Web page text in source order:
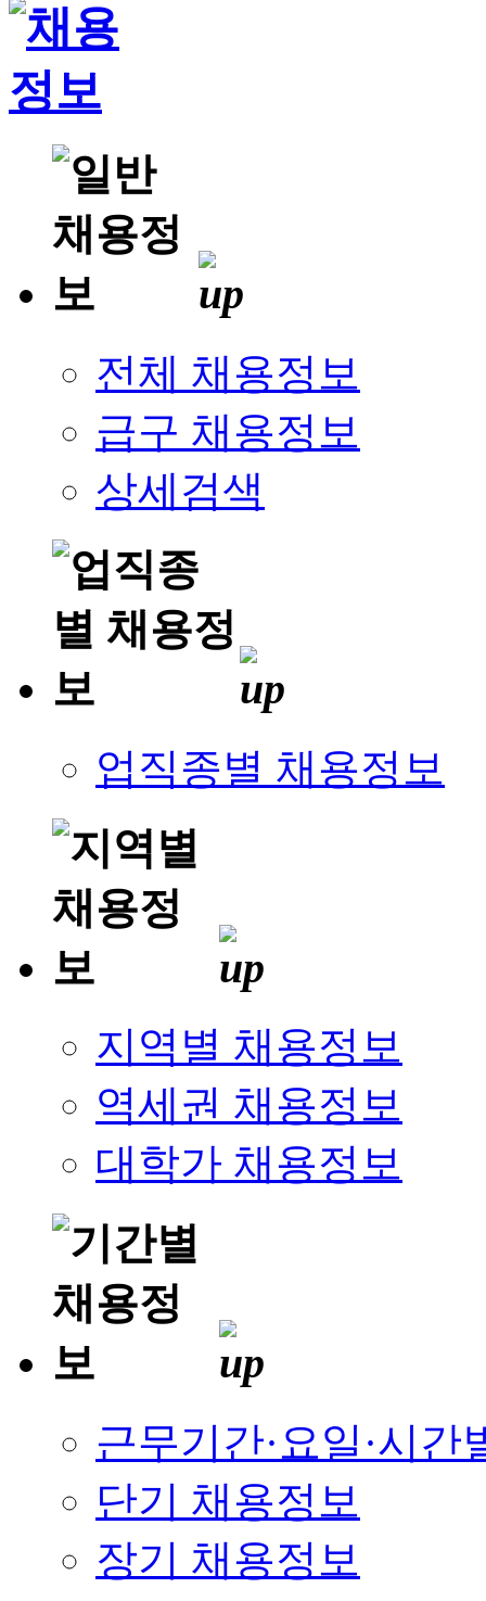
전체 채용정보
급구 채용정보
상세검색
업직종별 채용정보
지역별 채용정보
역세권 채용정보
대학가 채용정보
근무기간·요일·시간
단기 채용정보
장기 채용정보